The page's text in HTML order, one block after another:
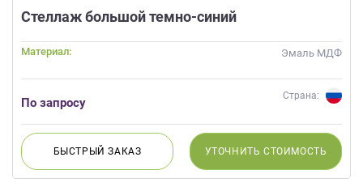
Стеллаж большой темно-синий
Материал: Эмаль МДФ
По запросу
Страна:
БЫСТРЫЙЗАКАЗ УТОЧНИТЬ СТОИМОСТЬ